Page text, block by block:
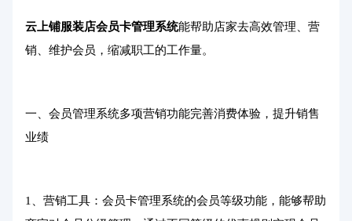
云上铺服装店会员卡管理系统能帮助店家去高效管理、营
销、维护会员，缩减职工的工作量。
一、会员管理系统多项营销功能完善消费体验，提升销售
业绩
1、营销工具：会员卡管理系统的会员等级功能，能够帮助